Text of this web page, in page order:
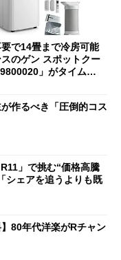
で14畳まで冷房可能
スのゲン スポットクー
」がタイムセ
作るべき「圧倒的コス
」で挑む“価格高騰
ェアを追うよりも既
】80年代洋楽がRチャン